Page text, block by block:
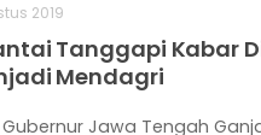
2019
Tanggapi Kabar
Mendagri
Gubernur Jawa Tengah